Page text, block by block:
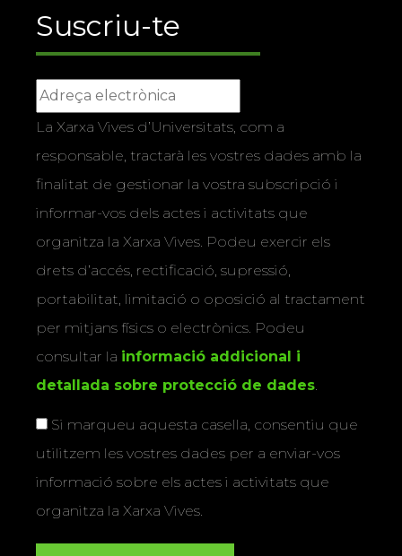
Suscriu-te
La Xarxa Vives d’Universitats, com a
responsable, tractarà les vostres dades amb la
finalitat de gestionar la vostra subscripció i
informar-vos dels actes i activitats que
organitza la Xarxa Vives. Podeu exercir els
drets d’accés, rectificació, supressió,
portabilitat, limitació o oposició al tractament
per mitjans físics o electrònics. Podeu
consultar la informació addicional i
detallada sobre protecció de dades.
Si marqueu aquesta casella, consentiu que
utilitzem les vostres dades per a enviar-vos
informació sobre els actes i activitats que
organitza la Xarxa Vives.